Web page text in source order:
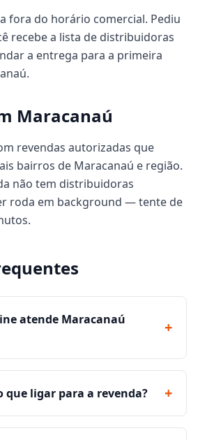
fora do horário comercial. Pediu
recebe a lista de distribuidoras
a entrega para a primeira
Maracanaú
revendas autorizadas que
bairros de Maracanaú e região.
não tem distribuidoras
roda em background — tente de
atende Maracanaú
+
que ligar para a revenda? +